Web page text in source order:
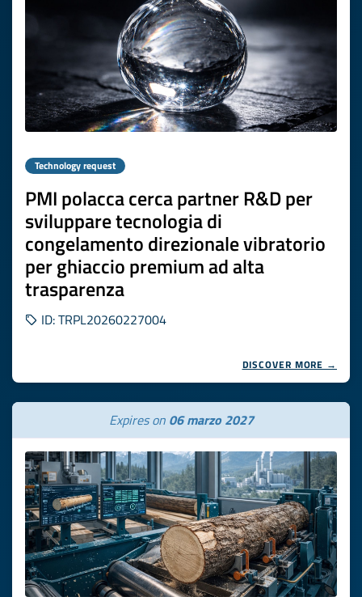
Technology request
PMI polacca cerca partner R&D per
sviluppare tecnologia di
congelamento direzionale vibratorio
per ghiaccio premium ad alta
trasparenza
ID: TRPL20260227004
DISCOVER MORE →
Expires on 06 marzo 2027